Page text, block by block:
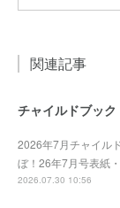
関連記事
2026年7月チャイル
ぼ！26年7月号表紙
2026.07.30 10:56